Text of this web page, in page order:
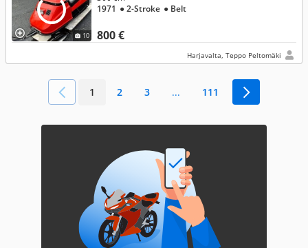
10 800 €
1971 ● 2-Stroke ● Belt
Harjavalta, Teppo Peltomäki
1 2 3 ... 111